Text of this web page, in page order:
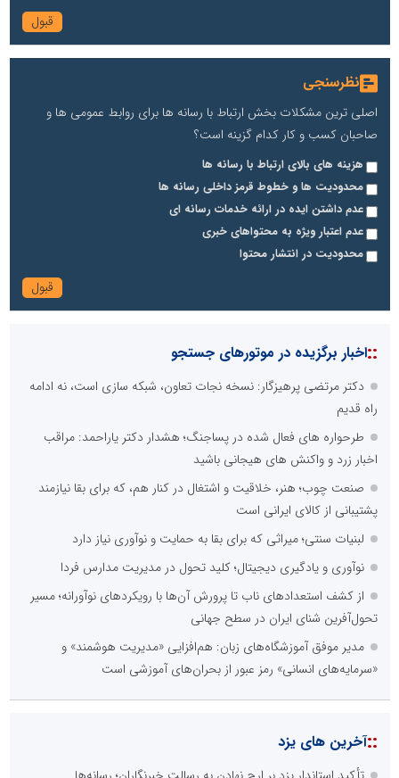
نظرسنجی
اصلی ترین مشکلات بخش ارتباط با رسانه ها برای روابط عمومی ها و
صاحبان کسب و کار کدام گزینه است؟
هزینه های بالای ارتباط با رسانه ها
محدودیت ها و خطوط قرمز داخلی رسانه ها
عدم داشتن ایده در ارائه خدمات رسانه ای
عدم اعتبار ویژه به محتواهای خبری
محدودیت در انتشار محتوا
::اخبار برگزیده در موتورهای جستجو
دکتر مرتضی پرهیزگار: نسخه نجات تعاون، شبکه سازی است، نه ادامه
راه قدیم
طرحواره های فعال شده در پساجنگ؛ هشدار دکتر یاراحمد: مراقب
اخبار زرد و واکنش های هیجانی باشید
صنعت چوب؛ هنر، خلاقیت و اشتغال در کنار هم، که برای بقا نیازمند
پشتیبانی از کالای ایرانی است
لبنیات سنتی؛ میراثی که برای بقا به حمایت و نوآوری نیاز دارد
نوآوری و یادگیری دیجیتال؛ کلید تحول در مدیریت مدارس فردا
از کشف استعدادهای ناب تا پرورش آن‌ها با رویکردهای نوآورانه؛ مسیر
تحول‌آفرین شنای ایران در سطح جهانی
مدیر موفق آموزشگاه‌های زبان: هم‌افزایی «مدیریت هوشمند» و
«سرمایه‌های انسانی» رمز عبور از بحران‌های آموزشی است
::آخرین های یزد